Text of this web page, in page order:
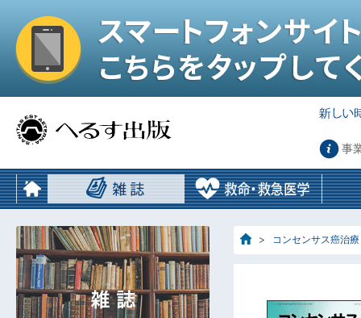
事
コンセンサス癌治療